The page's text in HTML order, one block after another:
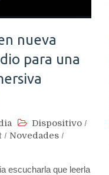
nueva
para una
Dispositivo /
/ Novedades /
escucharla que leerla